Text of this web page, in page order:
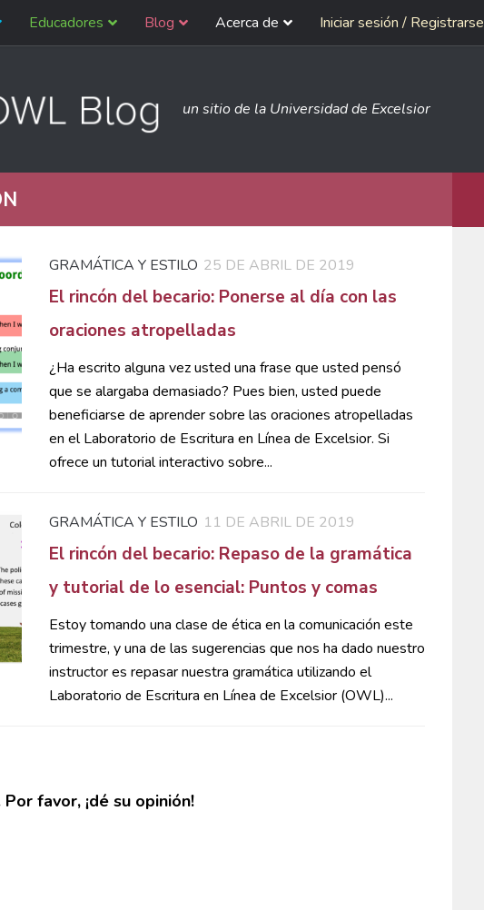
Educadores Blog Acerca de Iniciar sesión / Registrarse
un sitio de la Universidad de Excelsior
GRAMÁTICA Y ESTILO 25 DE ABRIL DE 2019
El rincón del becario: Ponerse al día con las
oraciones atropelladas
¿Ha escrito alguna vez usted una frase que usted pensó
que se alargaba demasiado? Pues bien, usted puede
beneficiarse de aprender sobre las oraciones atropelladas
en el Laboratorio de Escritura en Línea de Excelsior. Si
ofrece un tutorial interactivo sobre...
GRAMÁTICA Y ESTILO 11 DE ABRIL DE 2019
El rincón del becario: Repaso de la gramática
y tutorial de lo esencial: Puntos y comas
Estoy tomando una clase de ética en la comunicación este
trimestre, y una de las sugerencias que nos ha dado nuestro
instructor es repasar nuestra gramática utilizando el
Laboratorio de Escritura en Línea de Excelsior (OWL)...
favor, ¡dé su opinión!